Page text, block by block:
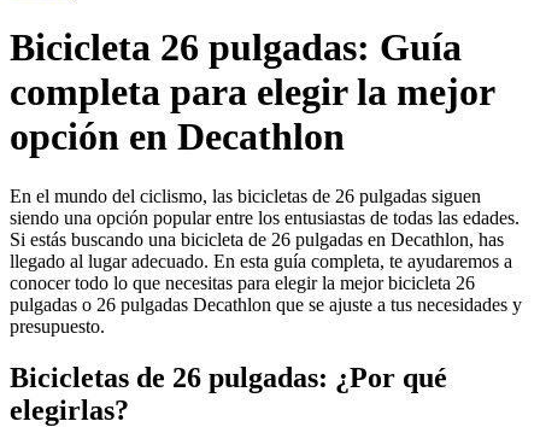
Bicicleta 26 pulgadas: Guía
completa para elegir la mejor
opción en Decathlon
En el mundo del ciclismo, las bicicletas de 26 pulgadas siguen
siendo una opción popular entre los entusiastas de todas las edades.
Si estás buscando una bicicleta de 26 pulgadas en Decathlon, has
llegado al lugar adecuado. En esta guía completa, te ayudaremos a
conocer todo lo que necesitas para elegir la mejor bicicleta 26
pulgadas o 26 pulgadas Decathlon que se ajuste a tus necesidades y
presupuesto.
Bicicletas de 26 pulgadas: ¿Por qué
elegirlas?